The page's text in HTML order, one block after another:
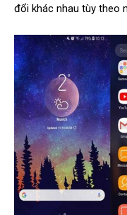
đổi khác nhau tùy theo